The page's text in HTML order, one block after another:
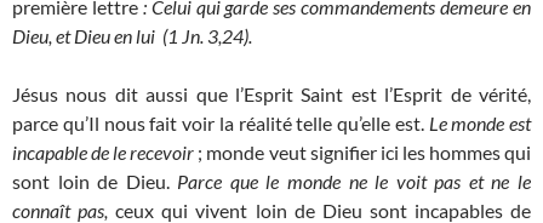
première lettre : Celui qui garde ses commandements demeure en
Dieu, et Dieu en lui (1 Jn. 3,24).
Jésus nous dit aussi que l’Esprit Saint est l’Esprit de vérité,
parce qu’Il nous fait voir la réalité telle qu’elle est. Lemonde est
incapable de le recevoir ; monde veut signifier ici les hommes qui
sont loin de Dieu. Parce que le monde ne le voit pas et ne le
connaît pas, ceux qui vivent loin de Dieu sont incapables de